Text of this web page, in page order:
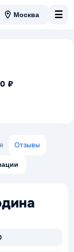
Москва ☰
₽
Отзывы